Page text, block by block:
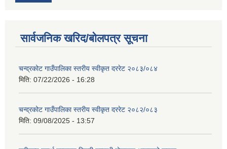
सार्वजनिक खरिद/बोलपत्र सूचना
चन्द्रकोट गाउँपालिका स्तरीय स्वीकृत दररेट २०८३/०८४
मिति: 07/22/2026 - 16:28
चन्द्रकोट गाउँपालिका स्तरीय स्वीकृत दररेट २०८२/०८३
मिति: 09/08/2025 - 13:57